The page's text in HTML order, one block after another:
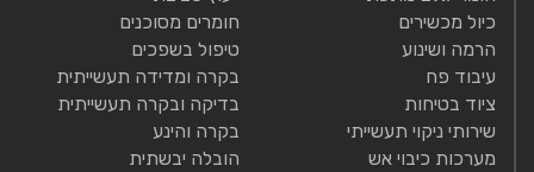
כיול מכשירים
הרמה ושינוע
עיבוד פח
ציוד בטיחות
שירותי ניקוי תעשייתי
מערכות כיבוי אש
חומרים מסוכנים
טיפול בשפכים
בקרה ומדידה תעשייתית
בדיקה ובקרה תעשייתית
בקרה והינע
הובלה יבשתית